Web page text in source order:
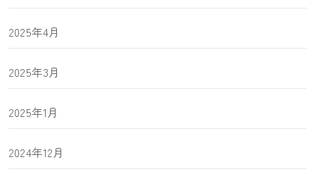
2025年4月
2025年3月
2025年1月
2024年12月